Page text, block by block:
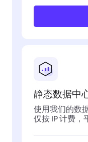
静态数据中
使用我们的数
仅按 IP 计费，